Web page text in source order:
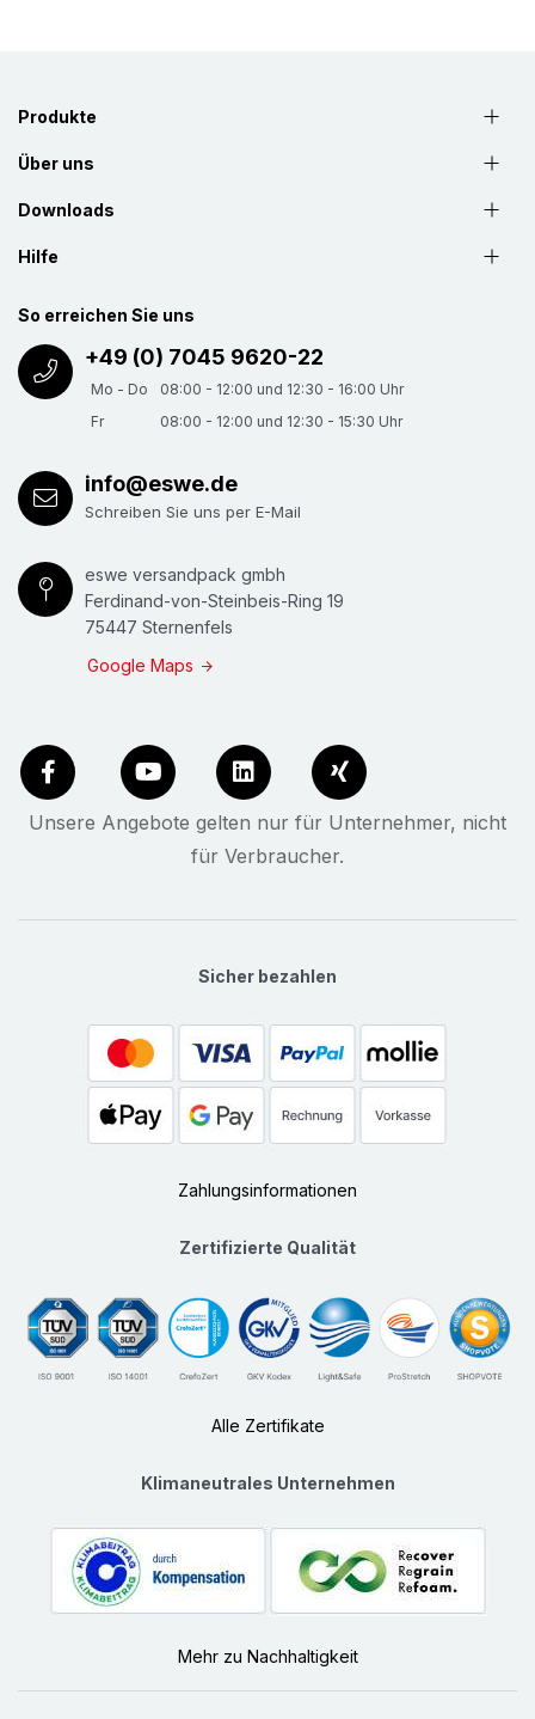
Produkte
Über uns
Downloads
Hilfe
So erreichen Sie uns
+49 (0) 7045 9620-22
Mo - Do
08:00 - 12:00 und 12:30 - 16:00 Uhr
Fr
08:00 - 12:00 und 12:30 - 15:30 Uhr
info@eswe.de
Schreiben Sie uns per E-Mail
eswe versandpack gmbh
Ferdinand-von-Steinbeis-Ring 19
75447 Sternenfels
Google Maps
Unsere Angebote gelten nur für Unternehmer, nicht
für Verbraucher.
Sicher bezahlen
Zahlungsinformationen
Zertifizierte Qualität
Alle Zertifikate
Klimaneutrales Unternehmen
Mehr zu Nachhaltigkeit